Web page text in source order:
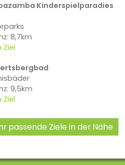
Kinderspielparadies
8,7km
Ziel
9,5km
Ziel
passende Ziele in der Nähe